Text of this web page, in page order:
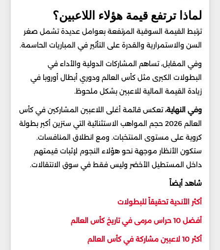
لماذا ترتفع قيمة هؤلاء اللاعبين؟
ترتبط القيمة السوقية المرتفعة بعوامل عديدة تشمل صغر
السن والاستمرارية والقدرة على التأثير في المباريات الحاسمة.
وفي المقابل، تساهم المشاركات الدولية والأداء في
البطولات الكبرى مثل كأس العالم ودوري أبطال أوروبا في
زيادة القيمة المالية للاعبين بشكل ملحوظ.
وفي النهاية،تعكس قائمة أغلى اللاعبين المشاركين في كأس
العالم 2026 حجم المواهب الاستثنائية التي ستزين أكبر بطولة
كروية على مستوى المنتخبات. ومع انطلاق المنافسات.
ستكون الأنظار موجهة نحو هؤلاء النجوم لإثبات قيمتهم
داخل المستطيل الأخضر وليس فقط في سوق الانتقالات.
شاهد أيضاً
أكثر الأندية تحقيقاً للبطولات
أفضل 10 حراس مرمى في تاريخ كأس العالم
أكثر 10 لاعبين مشاركة في كأس العالم